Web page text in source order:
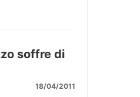
soffre di
18/04/2011